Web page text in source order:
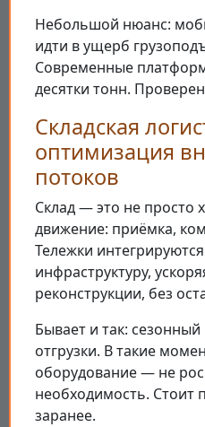
Небольшой нюанс:
идти в ущерб
Современные
десятки тонн.
Складская
оптимизация
потоков
Склад — это не просто
движение: приёмка,
Тележки
инфраструктуру,
реконструкции, без
Бывает и так:
отгрузки. В такие
оборудование — не
необходимость. Стоит
заранее.